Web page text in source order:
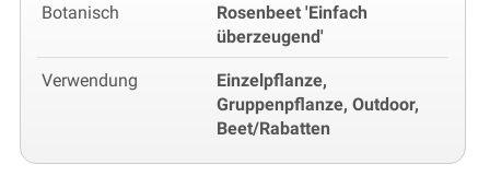
Botanisch
Rosenbeet 'Einfach
überzeugend'
Verwendung
Einzelpflanze,
Gruppenpflanze, Outdoor,
Beet/Rabatten